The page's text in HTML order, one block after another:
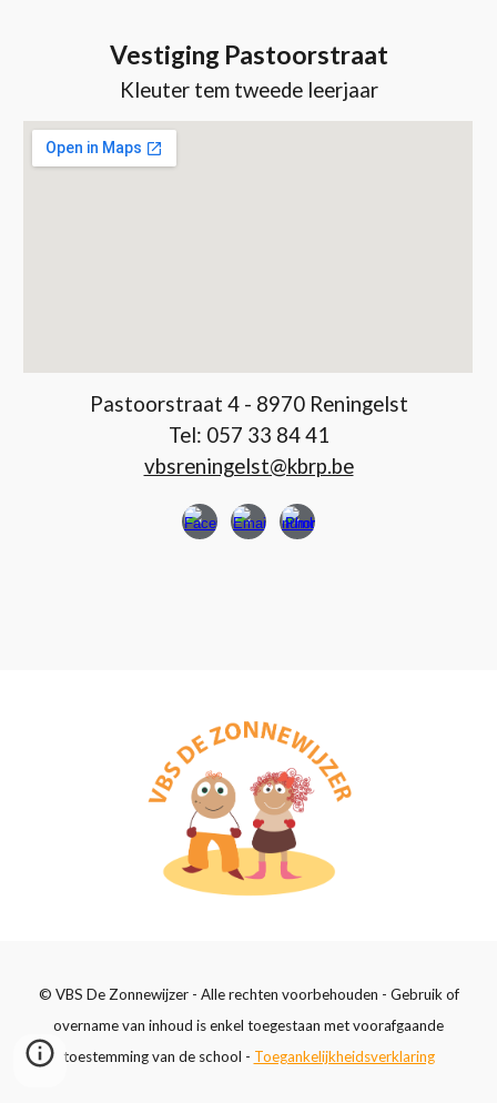
Vestiging Pastoorstraat
Kleuter tem tweede leerjaar
Pastoorstraat 4 - 8970 Reningelst
Tel: 057 33 84 41
vbsreningelst@kbrp.be
© VBS De Zonnewijzer - Alle rechten voorbehouden - Gebruik of
overname van inhoud is enkel toegestaan met voorafgaande
toestemming van de school - Toegankelijkheidsverklaring